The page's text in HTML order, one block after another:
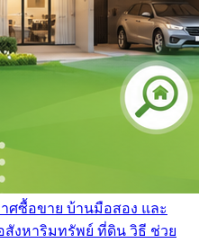
ศซื้อขาย บ้านมือสอง และ
สังหาริมทรัพย์ ที่ดิน วิธี ช่วย